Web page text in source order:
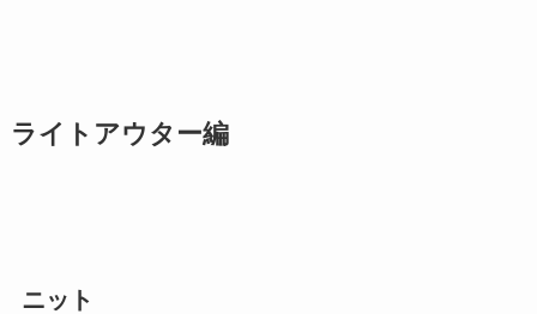
ライトアウター編
ニット